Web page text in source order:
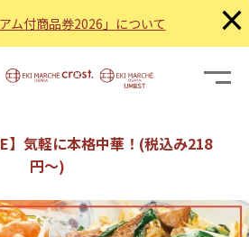
ム付商品券2026」について ×
】気軽に本格中華！(税込み218
円～)